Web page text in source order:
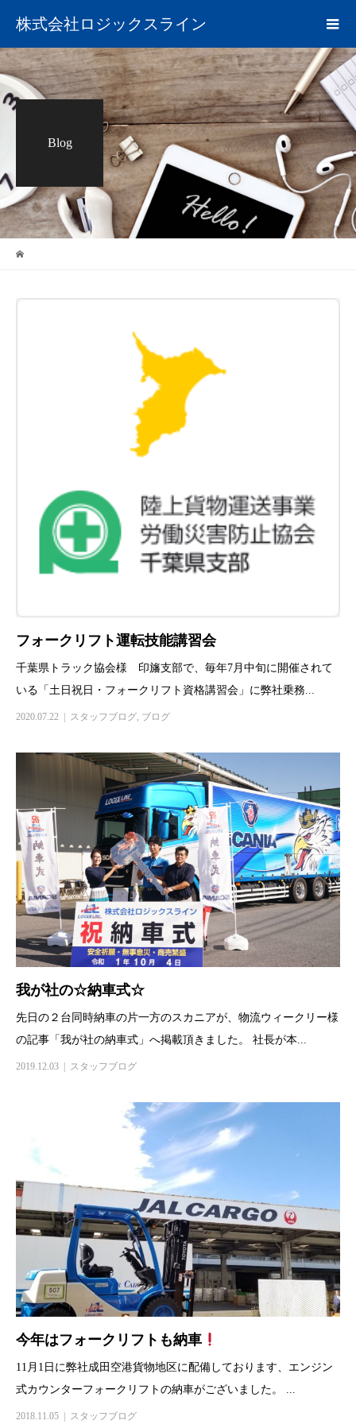
株式会社ロジックスライン
Blog
フォークリフト運転技能講習会
千葉県トラック協会様 印旛支部で、毎年7月中旬に開催されて
いる「土日祝日・フォークリフト資格講習会」に弊社乗務...
2020.07.22 スタッフブログ ブログ
我が社の☆納車式☆
先日の２台同時納車の片一方のスカニアが、物流ウィークリー様
の記事「我が社の納車式」へ掲載頂きました。 社長が本...
2019.12.03 スタッフブログ
今年はフォークリフトも納車
11月1日に弊社成田空港貨物地区に配備しております、エンジン
式カウンターフォークリフトの納車がございました。 ...
2018.11.05 スタッフブログ